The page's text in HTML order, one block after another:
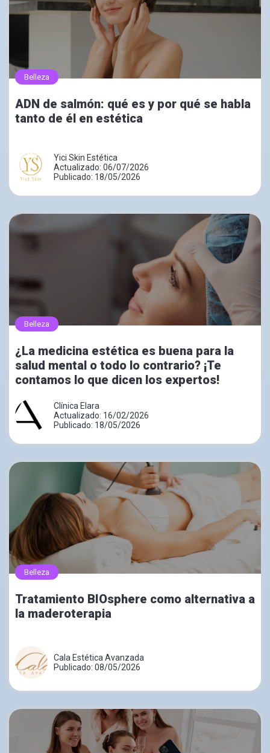
Belleza
ADN de salmón: qué es y por qué se habla
tanto de él en estética
Yici Skin Estética
Actualizado: 06/07/2026
Publicado: 18/05/2026
Belleza
¿La medicina estética es buena para la
salud mental o todo lo contrario? ¡Te
contamos lo que dicen los expertos!
Clínica Elara
Actualizado: 16/02/2026
Publicado: 18/05/2026
Belleza
Tratamiento BIOsphere como alternativa a
la maderoterapia
Cala Estética Avanzada
Publicado: 08/05/2026